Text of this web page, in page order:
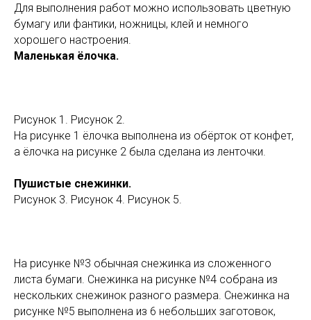
Для выполнения работ можно использовать цветную
бумагу или фантики, ножницы, клей и немного
хорошего настроения.
Маленькая ёлочка.
Рисунок 1. Рисунок 2.
На рисунке 1 ёлочка выполнена из обёрток от конфет,
а ёлочка на рисунке 2 была сделана из ленточки.
Пушистые снежинки.
Рисунок 3. Рисунок 4. Рисунок 5.
На рисунке №3 обычная снежинка из сложенного
листа бумаги. Снежинка на рисунке №4 собрана из
нескольких снежинок разного размера. Снежинка на
рисунке №5 выполнена из 6 небольших заготовок,